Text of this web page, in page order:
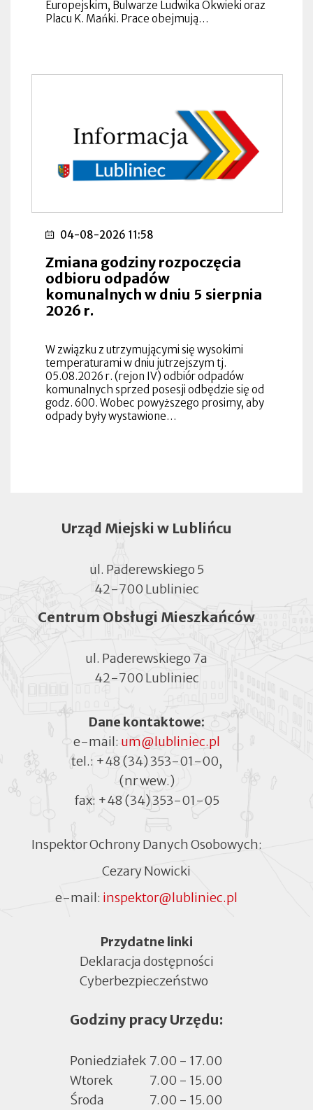
Europejskim, Bulwarze Ludwika Okwieki oraz
Placu K. Mańki. Prace obejmują…
04-08-2026 11:58
Zmiana godziny rozpoczęcia
odbioru odpadów
komunalnych w dniu 5 sierpnia
2026 r.
W związku z utrzymującymi się wysokimi
temperaturami w dniu jutrzejszym tj.
05.08.2026 r. (rejon IV) odbiór odpadów
komunalnych sprzed posesji odbędzie się od
godz. 600. Wobec powyższego prosimy, aby
odpady były wystawione…
Urząd Miejski w Lublińcu
ul. Paderewskiego 5
42-700 Lubliniec
Centrum Obsługi Mieszkańców
ul. Paderewskiego 7a
42-700 Lubliniec
Dane kontaktowe:
e-mail: um@lubliniec.pl
tel.: +48 (34) 353-01-00,
(nr wew.)
fax: +48 (34) 353-01-05
Inspektor Ochrony Danych Osobowych:
Cezary Nowicki
e-mail: inspektor@lubliniec.pl
MenuPrzydatne linki
Deklaracja dostępności
Cyberbezpieczeństwo
w
zakładce
Godziny pracy Urzędu:
Poniedziałek 7.00 - 17.00
Wtorek
7.00 - 15.00
Środa
7.00 - 15.00